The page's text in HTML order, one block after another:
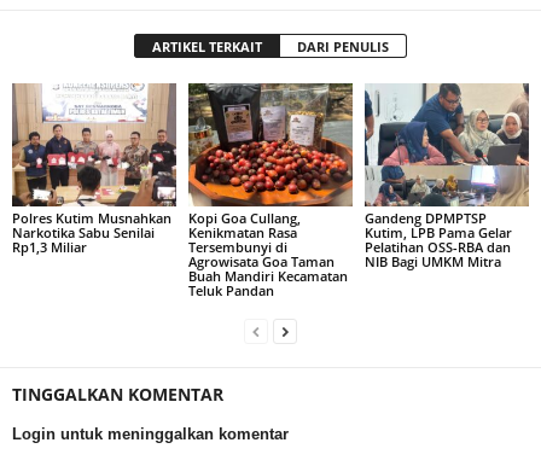
ARTIKEL TERKAIT DARI PENULIS
Polres Kutim Musnahkan
Narkotika Sabu Senilai
Rp1,3 Miliar
Kopi Goa Cullang,
Kenikmatan Rasa
Tersembunyi di
Agrowisata Goa Taman
Buah Mandiri Kecamatan
Teluk Pandan
Gandeng DPMPTSP
Kutim, LPB Pama Gelar
Pelatihan OSS-RBA dan
NIB Bagi UMKM Mitra
TINGGALKAN KOMENTAR
Login untuk meninggalkan komentar